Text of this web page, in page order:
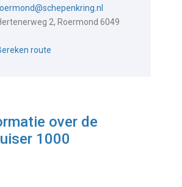
2, Roermond 6049
route
over de
1000